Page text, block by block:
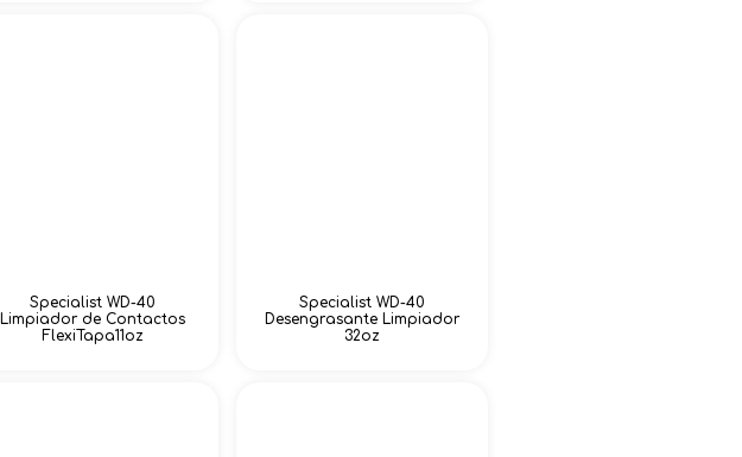
Specialist WD-40
Limpiador de Contactos
FlexiTapa11oz
Specialist WD-40
Desengrasante Limpiador
32oz